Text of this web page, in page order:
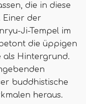
die in diese
Einer der
Ji-Tempel im
die üppigen
als Hintergrund.
buddhistische
heraus.